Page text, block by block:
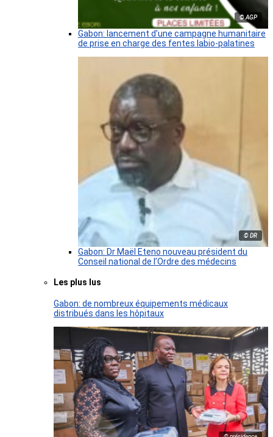
© AGP
Gabon: lancement d’une campagne humanitaire
de prise en charge des fentes labio-palatines
© DR
Gabon: Dr Maël Eteno nouveau président du
Conseil national de l’Ordre des médecins
Les plus lus
Gabon: de nombreux équipements médicaux
distribués dans les hôpitaux